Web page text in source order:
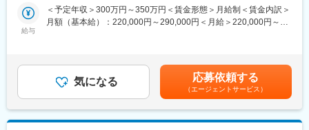
■企業の特徴／魅力：
石井経営グループには、経営コンサルティング部門だけでなく、
■業務内容
受託したManaged Service案件の執行業務のうち、下記に挙げる
[電話/メール連絡業務]事業関係者(省庁・地域金融機関・自治
体・その他)からの質問一次受け、個別連絡対応、返信、資料配布
など
[調査の集計・グラフ作成]Excelでの調査の結果集計(単純・クロ
ス)・グラフ作成、PPT等へのグラフの貼り付けなど
給与
＜予定年収＞300万円～350万円＜賃金形態＞月給制＜賃金内訳＞
月額（基本給）：220,000円～290,000円＜月給＞220,000円～
の金額であり、選考を通じて上下する可能性があります。月給(月
額)は固定手当を含めた表記です。
気になる 応募依頼する
（エージェントサービス）